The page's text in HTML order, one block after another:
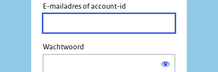
E-mailadres of account-id
Wachtwoord